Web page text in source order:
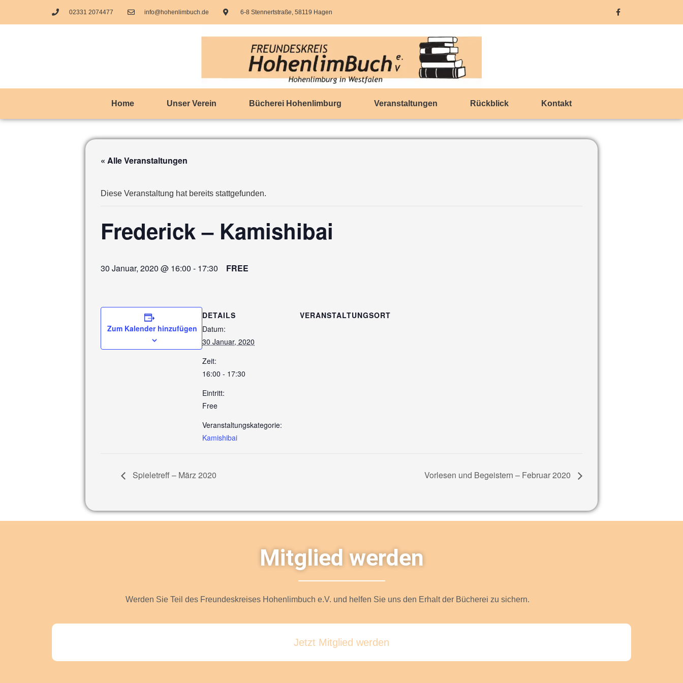
02331 2074477 info@hohenlimbuch.de 6-8 Stennertstraße, 58119 Hagen
Home Unser Verein Bücherei Hohenlimburg Veranstaltungen Rückblick Kontakt
« Alle Veranstaltungen
Diese Veranstaltung hat bereits stattgefunden.
Frederick – Kamishibai
30 Januar, 2020 @ 16:00 - 17:30 FREE
Zum Kalender hinzufügen
DETAILS
Datum:
30 Januar, 2020
Zeit:
16:00 - 17:30
Eintritt:
Free
Veranstaltungskategorie:
Kamishibai
VERANSTALTUNGSORT
Spieletreff – März 2020 Vorlesen und Begeistern – Februar 2020
Mitglied werden
Werden Sie Teil des Freundeskreises Hohenlimbuch e.V. und helfen Sie uns den Erhalt der Bücherei zu sichern.
Jetzt Mitglied werden